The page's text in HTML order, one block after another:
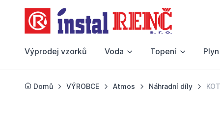
Výprodej vzorků Voda Topení Plyn
Domů VÝROBCE Atmos Náhradní díly